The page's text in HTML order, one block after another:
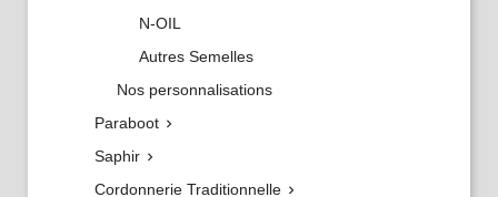
N-OIL
Autres Semelles
Nos personnalisations
Paraboot 
Saphir 
Cordonnerie Traditionnelle 